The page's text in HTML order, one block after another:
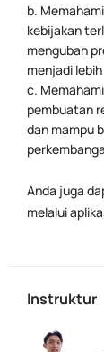
b.
kebijakan
mengubah
menjadi lebih
c.
pembuatan
dan mampu
Anda juga
melalui
Instruktur